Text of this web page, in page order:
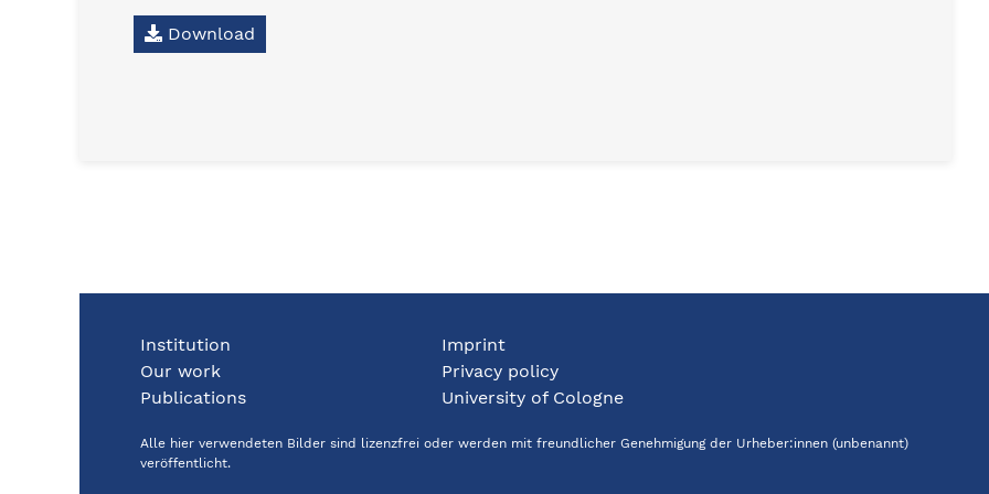
Download
Institution
Imprint
Our work
Privacy policy
Publications
University of Cologne
Alle hier verwendeten Bilder sind lizenzfrei oder werden mit freundlicher Genehmigung der Urheber:innen (unbenannt)
veröffentlicht.